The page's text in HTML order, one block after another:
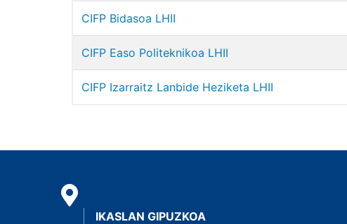
CIFP Bidasoa LHII
CIFP Easo Politeknikoa LHII
CIFP Izarraitz Lanbide Heziketa LHII
IKASLAN GIPUZKOA